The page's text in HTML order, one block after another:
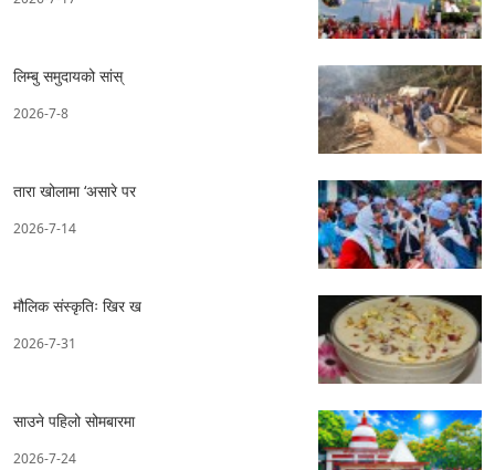
लिम्बु समुदायको सांस्
2026-7-8
तारा खोलामा ‘असारे पर
2026-7-14
मौलिक संस्कृतिः खिर ख
2026-7-31
साउने पहिलो सोमबारमा
2026-7-24